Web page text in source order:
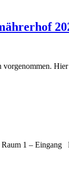
vorgenommen.
1 –